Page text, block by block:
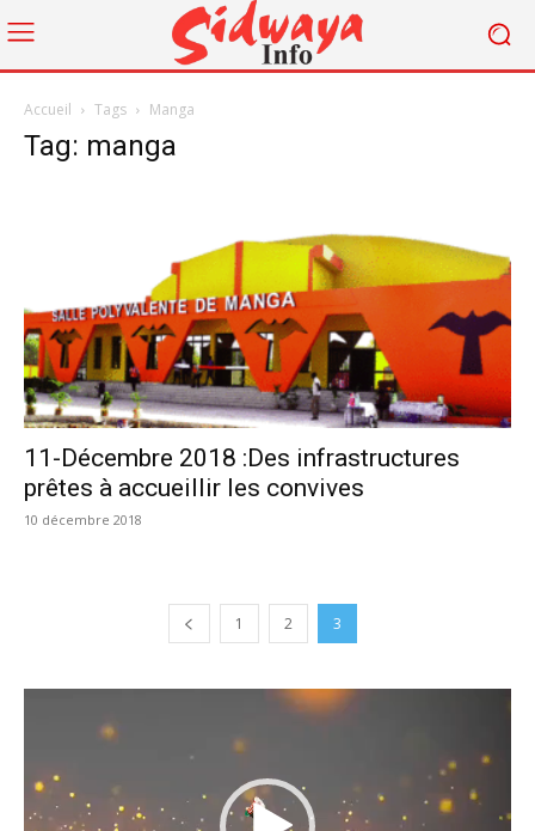
Accueil Tags Manga
Tag: manga
11-Décembre 2018 :Des infrastructures
prêtes à accueillir les convives
10 décembre 2018
1 2 3